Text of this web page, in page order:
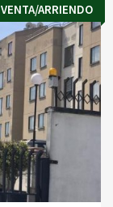
VENTA/ARRIENDO